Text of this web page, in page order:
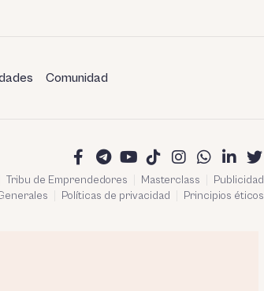
Comunidad
Tribu de Emprendedores Masterclass
Publicidad
Políticas de privacidad Principios éticos